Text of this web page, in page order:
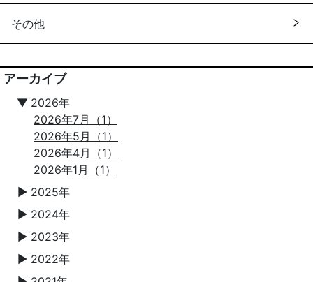
その他
アーカイブ
▼ 2026年
2026年7月（1）
2026年5月（1）
2026年4月（1）
2026年1月（1）
▼ 2025年
▼ 2024年
▼ 2023年
▼ 2022年